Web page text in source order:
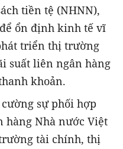
tiền tệ (NHNN),
ổn định kinh tế vĩ
triển thị trường
suất liên ngân hàng
khoản.
sự phối hợp
hàng Nhà nước Việt
tài chính, thị